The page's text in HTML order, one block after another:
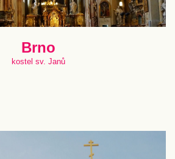
Brno
kostel sv. Janů